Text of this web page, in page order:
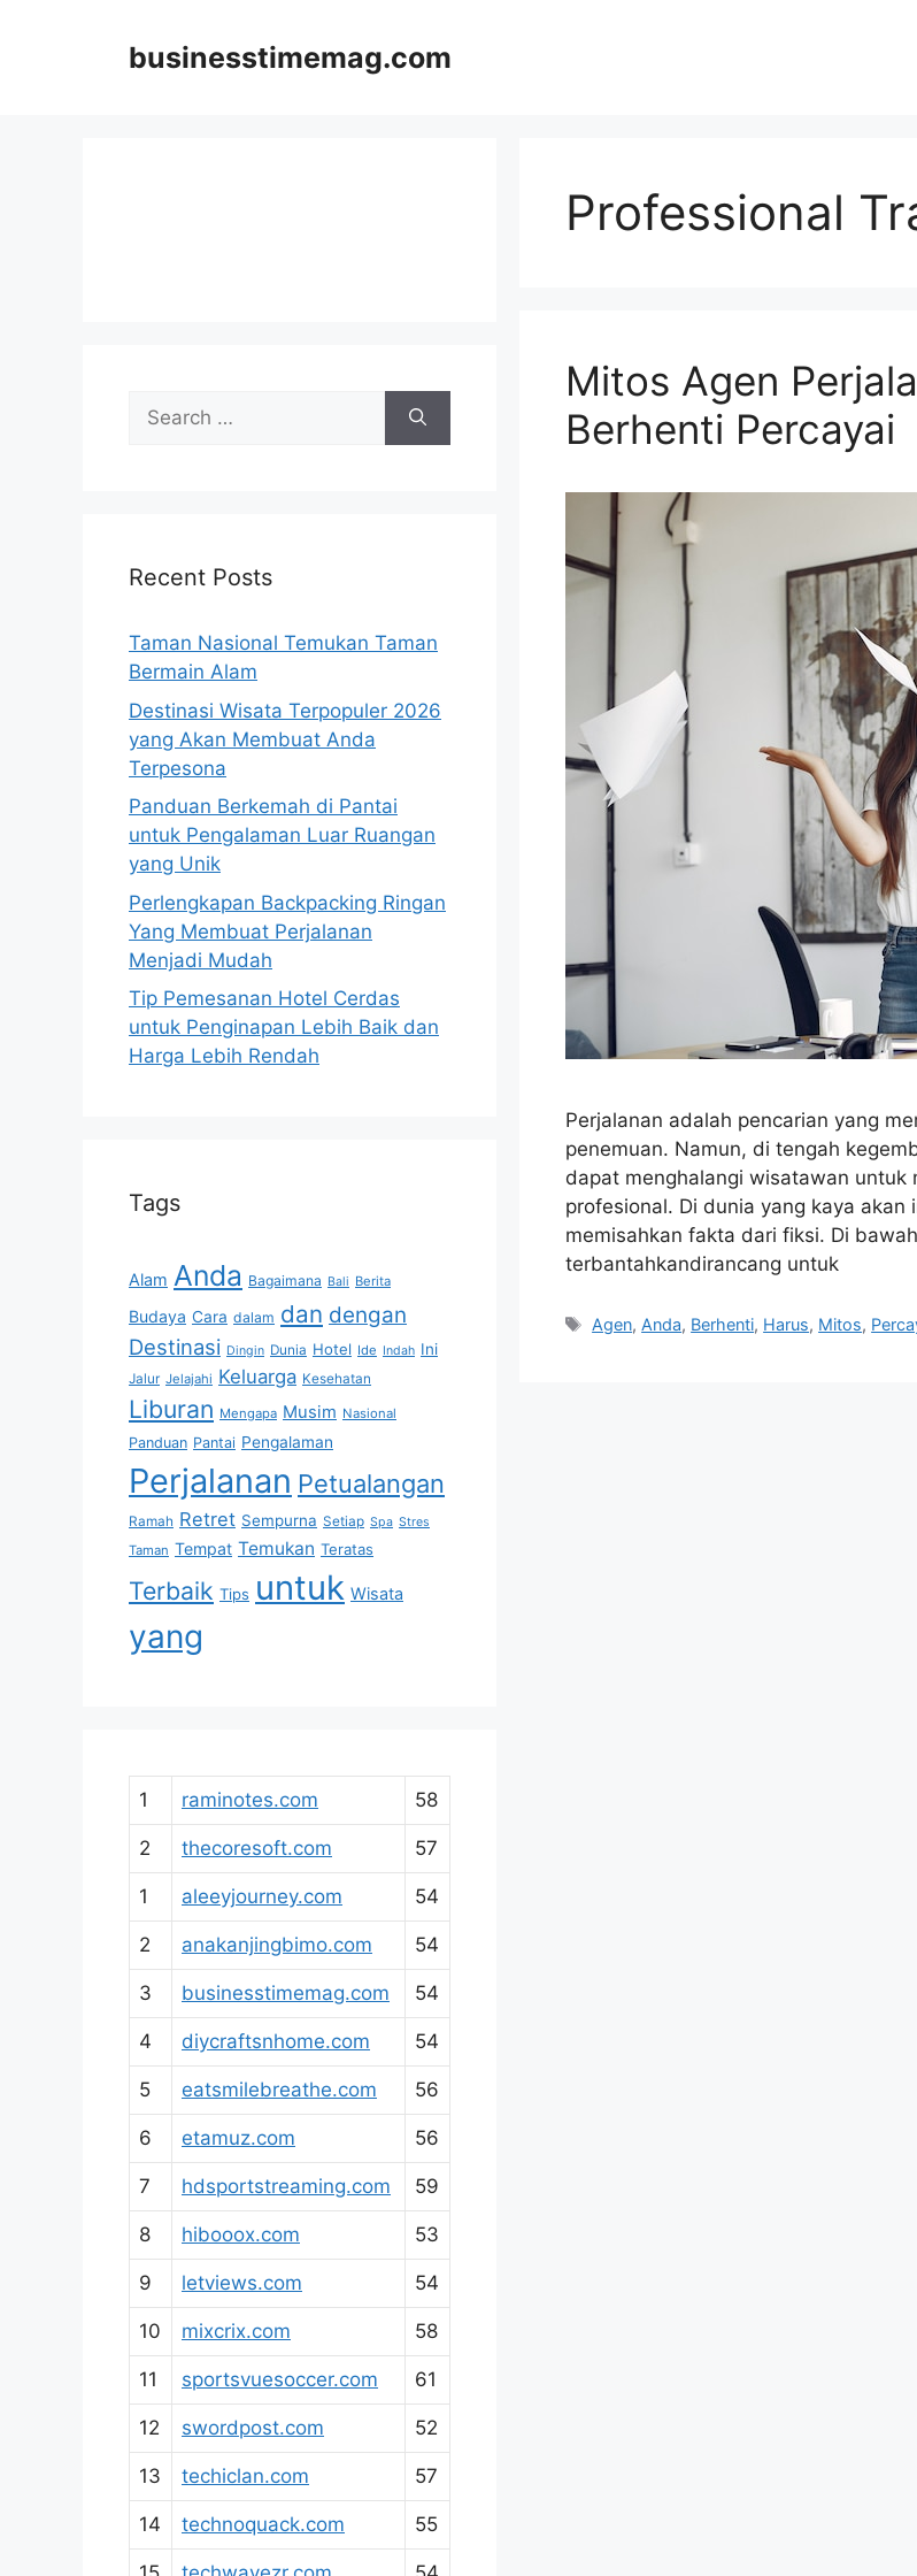
businesstimemag.com
Professional
Mitos Agen
Berhenti Percayai
Perjalanan adalah pencarian yang
penemuan. Namun, di tengah
dapat menghalangi wisatawan
profesional. Di dunia yang kaya
memisahkan fakta dari fiksi. Di
terbantahkandirancang untuk
Tags
Agen, Anda, Berhenti, Harus, Mitos,
Search
for:
Recent Posts
Taman Nasional Temukan Taman
Bermain Alam
Destinasi Wisata Terpopuler 2026
yang Akan Membuat Anda
Terpesona
Panduan Berkemah di Pantai
untuk Pengalaman Luar Ruangan
yang Unik
Perlengkapan Backpacking Ringan
Yang Membuat Perjalanan
Menjadi Mudah
Tip Pemesanan Hotel Cerdas
untuk Penginapan Lebih Baik dan
Harga Lebih Rendah
Tags
Alam Anda Bagaimana Bali Berita
Budaya Cara dalam dan dengan
Destinasi Dingin Dunia Hotel Ide Indah Ini
Jalur Jelajahi Keluarga Kesehatan
Liburan Mengapa Musim Nasional
Panduan Pantai Pengalaman
Perjalanan Petualangan
Ramah Retret Sempurna Setiap Spa Stres
Taman Tempat Temukan Teratas
Terbaik Tips untuk Wisata
yang
1 raminotes.com 58
2 thecoresoft.com 57
1 aleeyjourney.com 54
2 anakanjingbimo.com 54
3 businesstimemag.com 54
4 diycraftsnhome.com 54
5 eatsmilebreathe.com 56
6 etamuz.com 56
7 hdsportstreaming.com 59
8 hibooox.com 53
9 letviews.com 54
10 mixcrix.com 58
11 sportsvuesoccer.com 61
12 swordpost.com 52
13 techiclan.com 57
14 technoquack.com 55